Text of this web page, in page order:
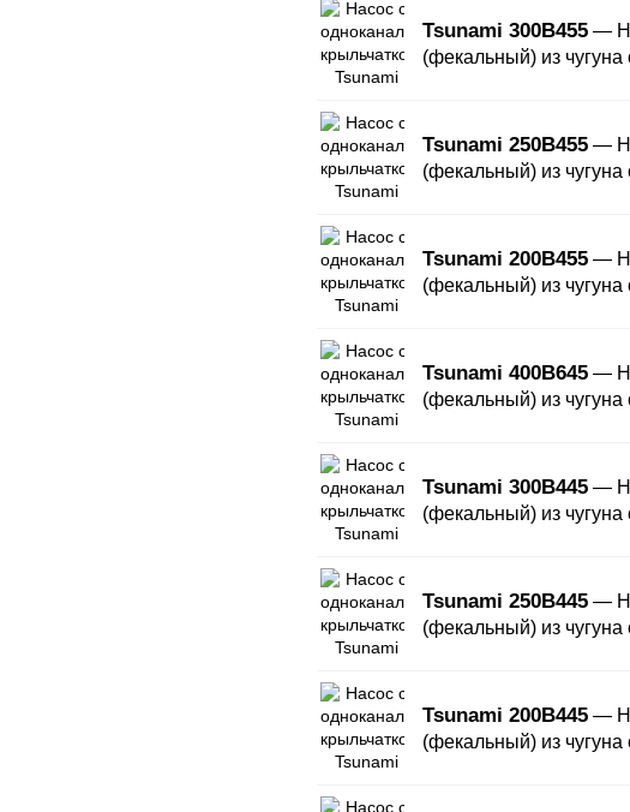
Tsunami 300B455 —
(фекальный) из чугуна
Tsunami 250B455 —
(фекальный) из чугуна
Tsunami 200B455 —
(фекальный) из чугуна
Tsunami 400B645 —
(фекальный) из чугуна
Tsunami 300B445 —
(фекальный) из чугуна
Tsunami 250B445 —
(фекальный) из чугуна
Tsunami 200B445 —
(фекальный) из чугуна